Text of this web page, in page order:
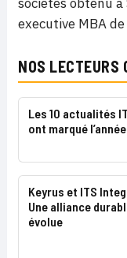
executive MBA
NOS LECTEURS
Les 10 actualités
ont marqué
Keyrus et ITS
Une alliance
évolue